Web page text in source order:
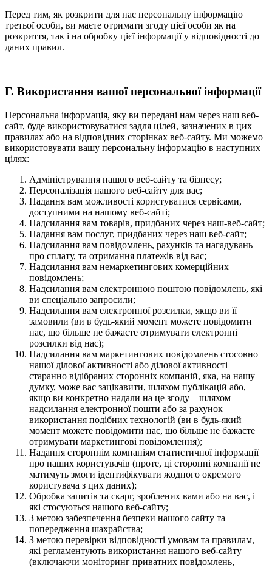
Перед тим, як розкрити для нас персональну інформацію
третьої особи, ви маєте отримати згоду цієї особи як на
розкриття, так і на обробку цієї інформації у відповідності до
даних правил.
Г. Використання вашої персональної інформації
Персональна інформація, яку ви передані нам через наш веб-
сайт, буде використовуватися задля цілей, зазначених в цих
правилах або на відповідних сторінках веб-сайту. Ми можемо
використовувати вашу персональну інформацію в наступних
цілях:
Адміністрування нашого веб-сайту та бізнесу;
Персоналізація нашого веб-сайту для вас;
Надання вам можливості користуватися сервісами,
доступними на нашому веб-сайті;
Надсилання вам товарів, придбаних через наш-веб-сайт;
Надання вам послуг, придбаних через наш веб-сайт;
Надсилання вам повідомлень, рахунків та нагадувань
про сплату, та отримання платежів від вас;
Надсилання вам немаркетингових комерційних
повідомлень;
Надсилання вам електронною поштою повідомлень, які
ви спеціально запросили;
Надсилання вам електронної розсилки, якщо ви її
замовили (ви в будь-який момент можете повідомити
нас, що більше не бажаєте отримувати електронні
розсилки від нас);
Надсилання вам маркетингових повідомлень стосовно
нашої ділової активності або ділової активності
старанно відібраних сторонніх компаній, яка, на нашу
думку, може вас зацікавити, шляхом публікацій або,
якщо ви конкретно надали на це згоду – шляхом
надсилання електронної пошти або за рахунок
використання подібних технологій (ви в будь-який
момент можете повідомити нас, що більше не бажаєте
отримувати маркетингові повідомлення);
Надання стороннім компаніям статистичної інформації
про наших користувачів (проте, ці сторонні компанії не
матимуть змоги ідентифікувати жодного окремого
користувача з цих даних);
Обробка запитів та скарг, зроблених вами або на вас, і
які стосуються нашого веб-сайту;
З метою забезпечення безпеки нашого сайту та
попередження шахрайства;
З метою перевірки відповідності умовам та правилам,
які регламентують використання нашого веб-сайту
(включаючи моніторинг приватних повідомлень,